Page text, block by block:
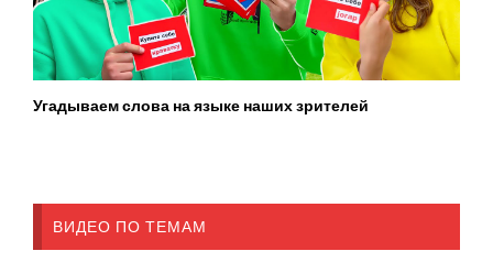
Угадываем слова на языке наших зрителей
ВИДЕО ПО ТЕМАМ